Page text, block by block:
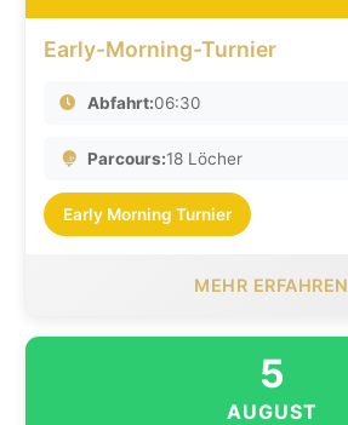
Early-Morning-Turnier
Abfahrt:06:30
Parcours:18 Löcher
Early Morning Turnier
MEHR ERFAHREN
5
AUGUST